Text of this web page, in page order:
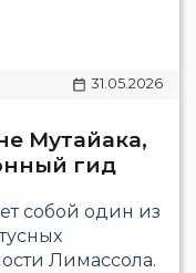
31.05.2026
Мутайака,
гид
собой один из
Лимассола.